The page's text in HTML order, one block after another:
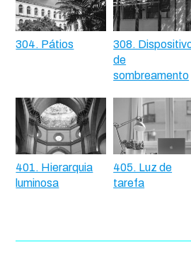
304. Pátios
308.
de
sombreamento
401. Hierarquia
luminosa
405. Luz de
tarefa